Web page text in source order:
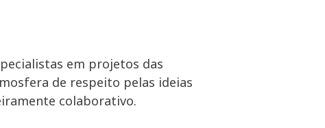
em projetos das
de respeito pelas ideias
colaborativo.